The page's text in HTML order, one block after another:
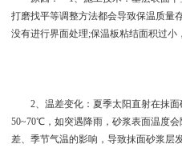
打磨找平等调整方法都会导致保温质量
没有进行界面处理;保温板粘结面积过小
2、温差变化：夏季太阳直射在抹面
50~70℃，如突遇降雨，砂浆表面温度
差、季节气温的影响，导致抹面砂浆层